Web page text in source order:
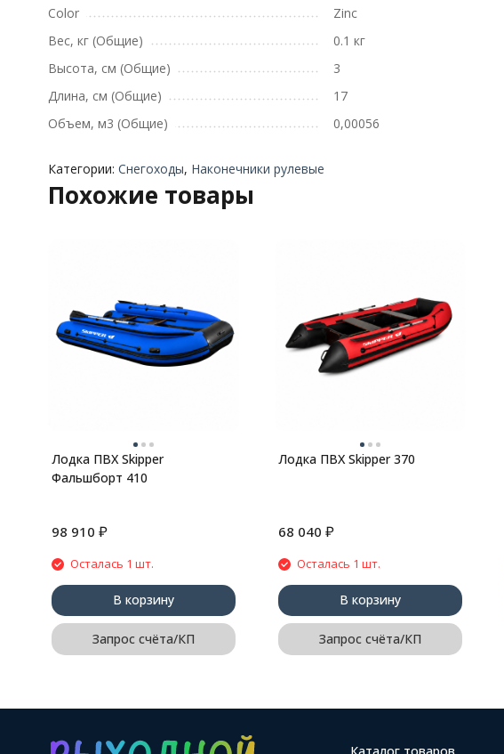
Color
Zinc
Вес, кг (Общие)
0.1 кг
Высота, см (Общие)
3
Длина, см (Общие)
17
Объем, м3 (Общие)
0,00056
Категории: Снегоходы, Наконечники рулевые
Похожие товары
Лодка ПВХ Skipper
Фальшборт 410
98 910 ₽
Осталась 1 шт.
В корзину
Запрос счёта/КП
Лодка ПВХ Skipper 370
68 040 ₽
Осталась 1 шт.
В корзину
Запрос счёта/КП